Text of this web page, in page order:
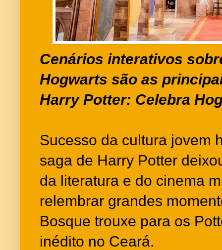
Cenários interativos
Hogwarts são as
Harry Potter: Celebra
Sucesso da cultura jovem
saga de Harry Potter
da literatura e do cinema
relembrar grandes
Bosque trouxe para os
inédito no Ceará.